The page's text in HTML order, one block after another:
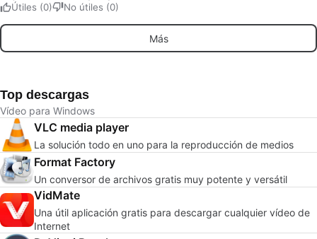
Útiles (0) No útiles (0)
Más
Top descargas
Vídeo para Windows
VLC media player
La solución todo en uno para la reproducción de medios
Format Factory
Un conversor de archivos gratis muy potente y versátil
VidMate
Una útil aplicación gratis para descargar cualquier vídeo de
Internet